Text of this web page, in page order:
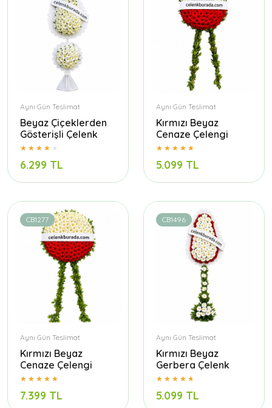
Aynı Gün Teslimat
Beyaz Çiçeklerden
Gösterişli Çelenk
6.299 TL
Aynı Gün Teslimat
Kırmızı Beyaz
Cenaze Çelengi
5.099 TL
CB1277
Aynı Gün Teslimat
Kırmızı Beyaz
Cenaze Çelengi
7.399 TL
CB1496
Aynı Gün Teslimat
Kırmızı Beyaz
Gerbera Çelenk
5.099 TL